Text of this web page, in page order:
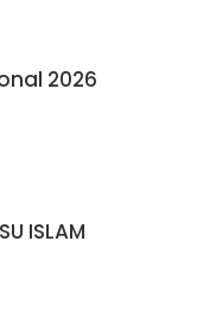
2026
ISLAM